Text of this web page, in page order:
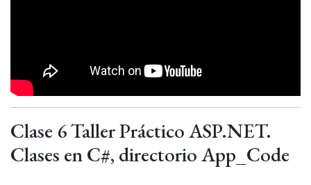
Clase 6 Taller Práctico ASP.NET.
Clases en C#, directorio App_Code